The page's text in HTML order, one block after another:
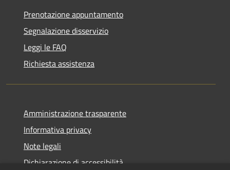
Prenotazione appuntamento
Segnalazione disservizio
Leggi le FAQ
Richiesta assistenza
Amministrazione trasparente
Informativa privacy
Note legali
Dichiarazione di accessibilità